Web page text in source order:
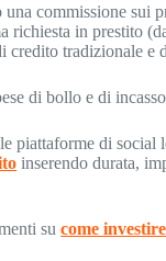
commissione sui
richiesta in prestito
credito tradizionale e
di bollo e di
piattaforme di social
inserendo durata,
sucome